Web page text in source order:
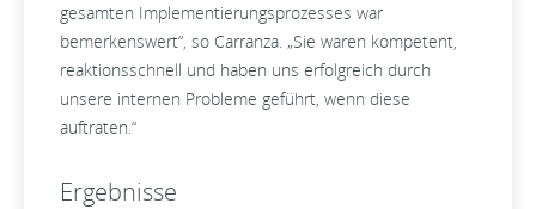
gesamten Implementierungsprozesses war
bemerkenswert“, so Carranza. „Sie waren kompetent,
reaktionsschnell und haben uns erfolgreich durch
unsere internen Probleme geführt, wenn diese
auftraten.“
Ergebnisse